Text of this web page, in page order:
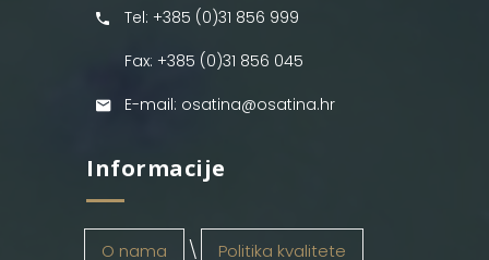
Tel: +385 (0)31 856 999
Fax: +385 (0)31 856 045
E-mail: osatina@osatina.hr
Informacije
O nama Politika kvalitete